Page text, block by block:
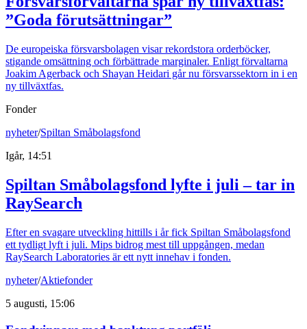
”Goda förutsättningar”
De europeiska försvarsbolagen visar rekordstora orderböcker,
stigande omsättning och förbättrade marginaler. Enligt förvaltarna
Joakim Agerback och Shayan Heidari går nu försvarssektorn in i en
ny tillväxtfas.
Fonder
nyheter/Spiltan Småbolagsfond
Igår, 14:51
Spiltan Småbolagsfond lyfte i juli – tar in
RaySearch
Efter en svagare utveckling hittills i år fick Spiltan Småbolagsfond
ett tydligt lyft i juli. Mips bidrog mest till uppgången, medan
RaySearch Laboratories är ett nytt innehav i fonden.
nyheter/Aktiefonder
5 augusti, 15:06